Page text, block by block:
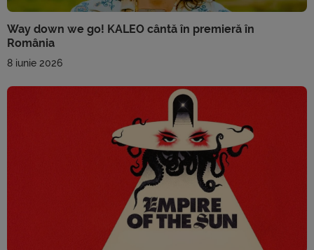
Way down we go! KALEO cântă în premieră în
România
8 iunie 2026